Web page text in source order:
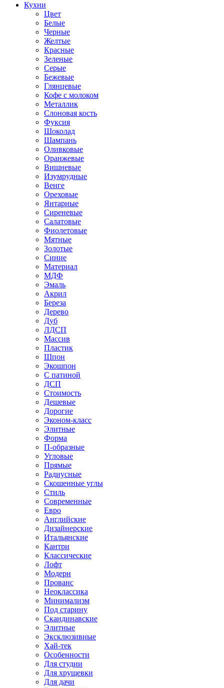
Кухни
Цвет
Белые
Черные
Желтые
Красные
Зеленые
Серые
Бежевые
Глянцевые
Кофе с молоком
Металлик
Слоновая кость
Фуксия
Шоколад
Шампань
Оливковые
Оранжевые
Вишневые
Изумрудные
Венге
Ореховые
Янтарные
Сиреневые
Салатовые
Фиолетовые
Мятные
Золотые
Синие
Материал
МДФ
Эмаль
Акрил
Береза
Дерево
Дуб
ЛДСП
Массив
Пластик
Шпон
Экошпон
С патиной
ДСП
Стоимость
Дешевые
Дорогие
Эконом-класс
Элитные
Форма
П-образные
Угловые
Прямые
Радиусные
Скошенные углы
Стиль
Современные
Евро
Английские
Дизайнерские
Итальянские
Кантри
Классические
Лофт
Модерн
Прованс
Неоклассика
Минимализм
Под старину
Скандинавские
Элитные
Эксклюзивные
Хай-тек
Особенности
Для студии
Для хрущевки
Для дачи